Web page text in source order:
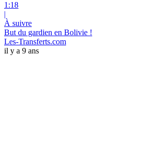
1:18
|
À suivre
But du gardien en Bolivie !
Les-Transferts.com
il y a 9 ans